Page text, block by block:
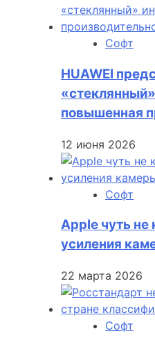
Софт
HUAWEI
повышенная
12 июня 2026
Софт
Apple чуть не
усиления
22 марта 2026
Софт